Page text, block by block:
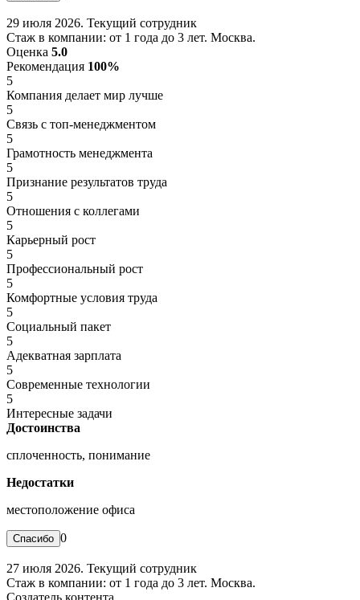
29 июля 2026. Текущий сотрудник
Стаж в компании: от 1 года до 3 лет. Москва.
Оценка 5.0
Рекомендация 100%
5
Компания делает мир лучше
5
Связь с топ-менеджментом
5
Грамотность менеджмента
5
Признание результатов труда
5
Отношения с коллегами
5
Карьерный рост
5
Профессиональный рост
5
Комфортные условия труда
5
Социальный пакет
5
Адекватная зарплата
5
Современные технологии
5
Интересные задачи
Достоинства
сплоченность, понимание
Недостатки
местоположение офиса
0
27 июля 2026. Текущий сотрудник
Стаж в компании: от 1 года до 3 лет. Москва.
Создатель контента